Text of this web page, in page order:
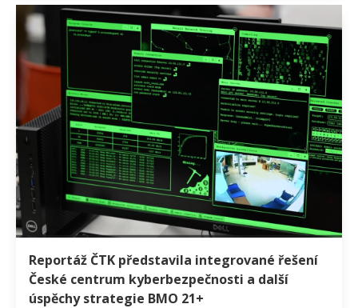
Reportáž ČTK představila integrované řešení
České centrum kyberbezpečnosti a další
úspěchy strategie BMO 21+